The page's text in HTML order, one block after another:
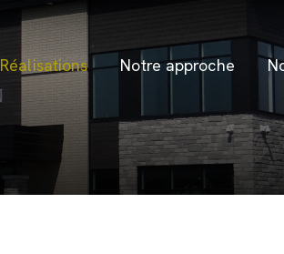
Réalisations Notre approche